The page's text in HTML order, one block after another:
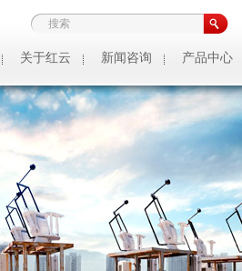
关于红云 新闻咨询 产品中心